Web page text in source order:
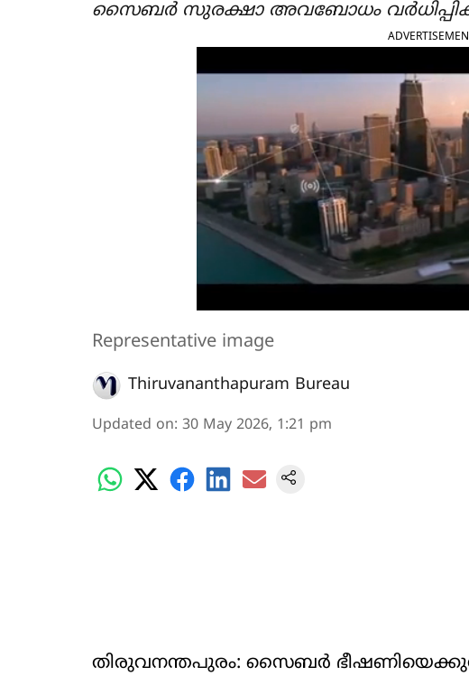
സൈബർ സുരക്ഷാ അവബോധം
Representative image
Thiruvananthapuram Bureau
Updated on: 30 May 2026, 1:21 pm
തിരുവനന്തപുരം: സൈബർ